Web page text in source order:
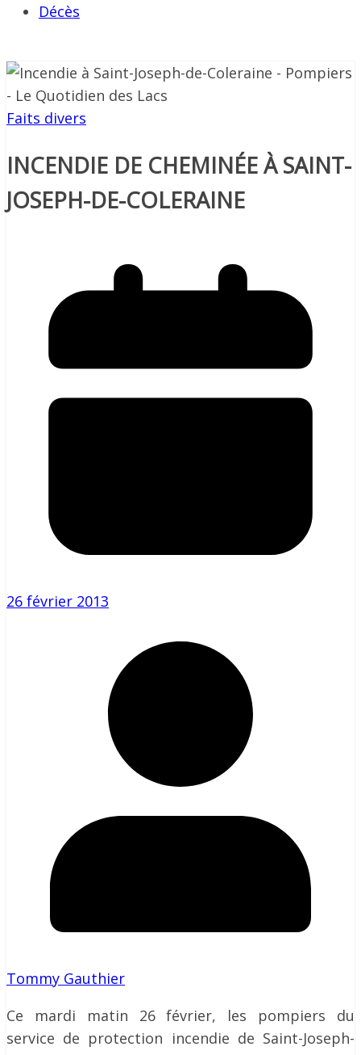
Décès
Faits divers
INCENDIE DE CHEMINÉE À SAINT-
JOSEPH-DE-COLERAINE
26 février 2013
Tommy Gauthier
Ce mardi matin 26 février, les pompiers du
service de protection incendie de Saint-Joseph-